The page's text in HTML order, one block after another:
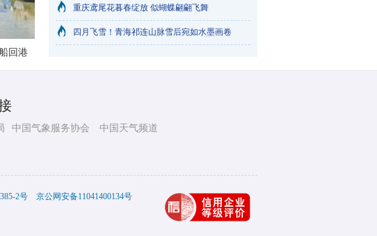
回港
烟台天气一天三变 降雨冰雹降雪轮番登场
重庆鸢尾花暮春绽放 似蝴蝶翩翩飞舞
四月飞雪！青海祁连山脉雪后宛如水墨画卷
中国气象服务协会 中国天气频道
2号 京公网安备11041400134号